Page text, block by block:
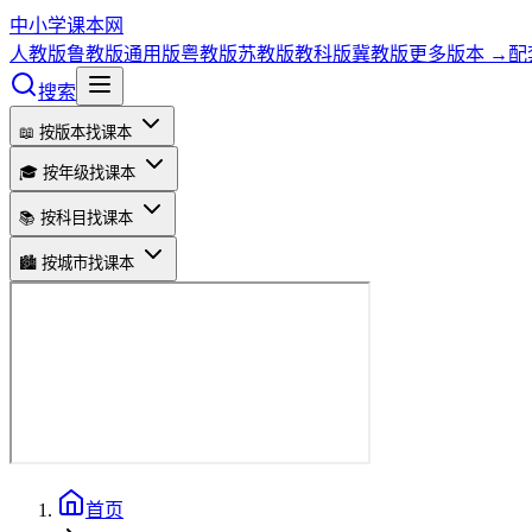
中小学课本网
人教版鲁教版通用版粤教版苏教版教科版冀教版更多版本 → 配
搜索
📖 按版本找课本
🎓 按年级找课本
📚 按科目找课本
🏙️ 按城市找课本
首页